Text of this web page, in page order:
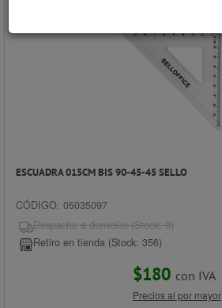
ESCUADRA 015CM BIS 90-45-45 SELLO
CÓDIGO: 05035097
Despacho a domicilio (Stock: 0)
Retiro en tienda (Stock: 356)
$180 con IVA
Precios al por mayor